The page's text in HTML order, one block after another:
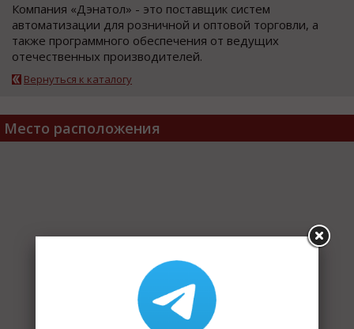
Компания «Дэнатол» - это поставщик систем
автоматизации для розничной и оптовой торговли, а
также программного обеспечения от ведущих
отечественных производителей.
Вернуться к каталогу
Место расположения